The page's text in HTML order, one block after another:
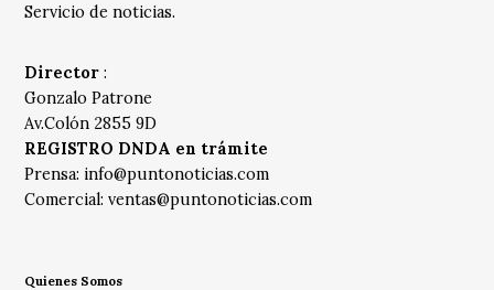
Servicio de noticias.
Director :
Gonzalo Patrone
Av.Colón 2855 9D
REGISTRO DNDA en trámite
Prensa: info@puntonoticias.com
Comercial:ventas@puntonoticias.com
Quienes Somos